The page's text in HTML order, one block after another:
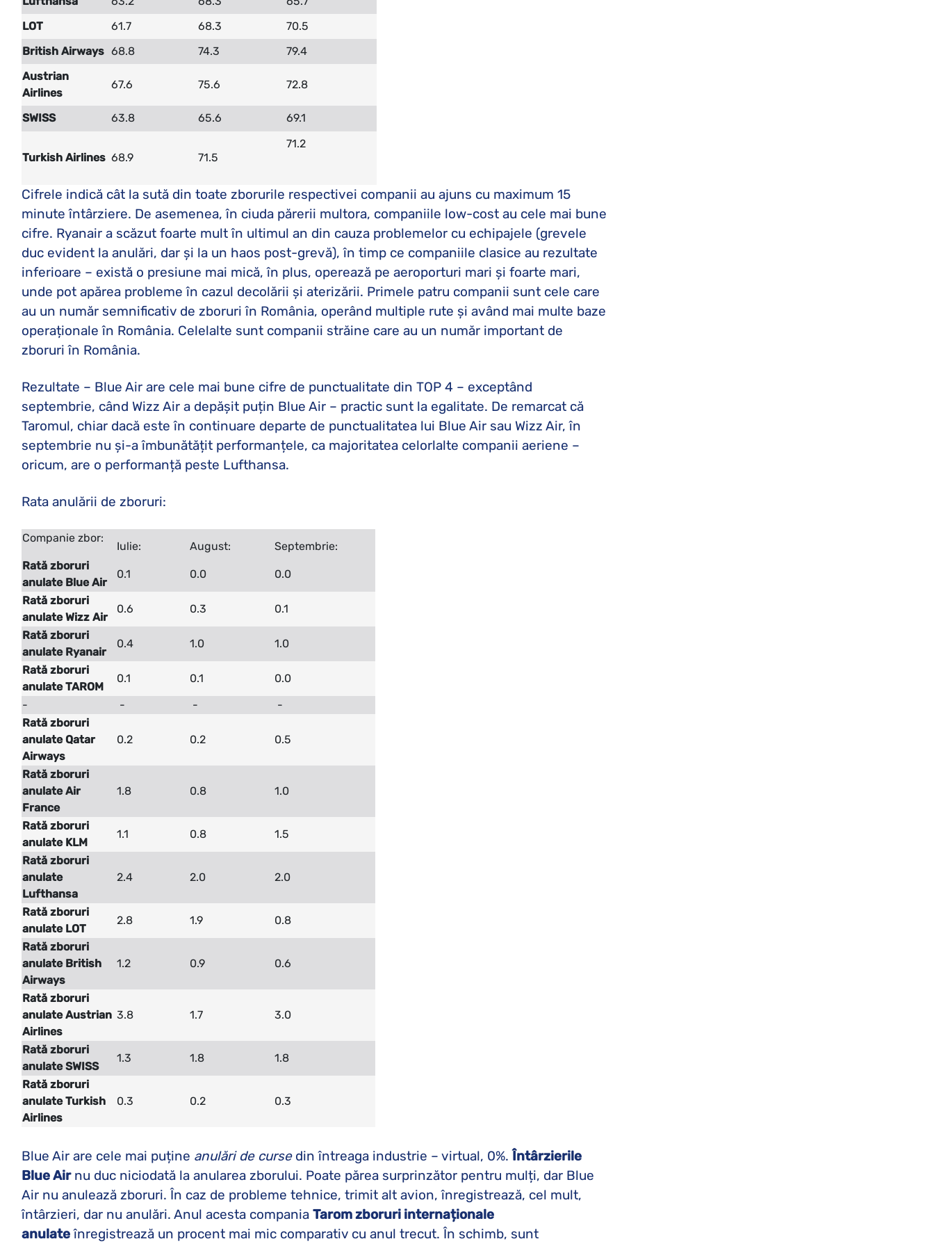
LOT
61.7 68.3
70.5
British Airways 68.8 74.3
79.4
Austrian
Airlines
67.6 75.6 72.8
SWISS 63.8 65.6 69.1
Turkish Airlines 68.9 71.5
71.2
Cifrele indică cât la sută din toate zborurile respectivei companii au ajuns cu maximum 15
minute întârziere. De asemenea, în ciuda părerii multora, companiile low-cost au cele mai bune
cifre. Ryanair a scăzut foarte mult în ultimul an din cauza problemelor cu echipajele (grevele
duc evident la anulări, dar și la un haos post-grevă), în timp ce companiile clasice au rezultate
inferioare – există o presiune mai mică, în plus, operează pe aeroporturi mari și foarte mari,
unde pot apărea probleme în cazul decolării și aterizării. Primele patru companii sunt cele care
au un număr semnificativ de zboruri în România, operând multiple rute și având mai multe baze
operaționale în România. Celelalte sunt companii străine care au un număr important de
zboruri în România.
Rezultate – Blue Air are cele mai bune cifre de punctualitate din TOP 4 – exceptând
septembrie, când Wizz Air a depășit puțin Blue Air – practic sunt la egalitate. De remarcat că
Taromul, chiar dacă este în continuare departe de punctualitatea lui Blue Air sau Wizz Air, în
septembrie nu și-a îmbunătățit performanțele, ca majoritatea celorlalte companii aeriene –
oricum, are o performanță peste Lufthansa.
Rata anulării de zboruri:
Companie zbor:
Rată zboruri
anulate Blue Air
Iulie:
0.1
August:
0.0
Septembrie:
0.0
Rată zboruri
anulate Wizz Air
0.6 0.3
0.1
Rată zboruri
anulate Ryanair
0.4 1.0
1.0
Rată zboruri
anulate TAROM
0.1 0.1
0.0
-
- -
-
Rată zboruri
anulate Qatar
Airways
0.2 0.2 0.5
Rată zboruri
anulate Air
France
1.8 0.8 1.0
Rată zboruri
anulate KLM
1.1 0.8
1.5
Rată zboruri
anulate
Lufthansa
2.4 2.0 2.0
Rată zboruri
anulate LOT
2.8 1.9
0.8
Rată zboruri
anulate British
Airways
1.2 0.9 0.6
Rată zboruri
anulate Austrian
Airlines
3.8 1.7 3.0
Rată zboruri
anulate SWISS
1.3 1.8
1.8
Rată zboruri
anulate Turkish
Airlines
0.3 0.2 0.3
Blue Air are cele mai puține anulări de cursedin întreaga industrie – virtual, 0%.Întârzierile
Blue Airnu duc niciodată la anularea zborului. Poate părea surprinzător pentru mulți, dar Blue
Air nu anulează zboruri. În caz de probleme tehnice, trimit alt avion, înregistrează, cel mult,
întârzieri, dar nu anulări. Anul acesta compania Tarom zboruri internaționale
anulateînregistrează un procent mai mic comparativ cu anul trecut. În schimb, sunt